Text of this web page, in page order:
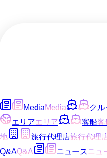
MediaMedia ク
エリアエリア 客船客
地
旅行代理店旅行代理
Q&AQ&A ニュース ニュ